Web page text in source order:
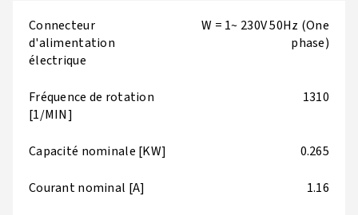
Connecteur
d'alimentation
électrique
W = 1~ 230V 50Hz (One
phase)
Fréquence de rotation
[1/MIN]
1310
Capacité nominale [KW] 0.265
Courant nominal [A] 1.16